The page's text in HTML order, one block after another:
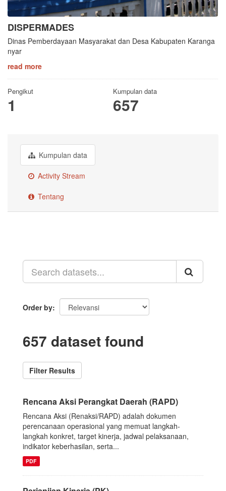
DISPERMADES
Dinas Pemberdayaan Masyarakat dan Desa Kabupaten Karanga
nyar
read more
Pengikut
1
Kumpulan data
657
Kumpulan data
Activity Stream
Tentang
Order by
657 dataset found
Filter Results
Rencana Aksi Perangkat Daerah (RAPD)
Rencana Aksi (Renaksi/RAPD) adalah dokumen
perencanaan operasional yang memuat langkah-
langkah konkret, target kinerja, jadwal pelaksanaan,
indikator keberhasilan, serta...
PDF